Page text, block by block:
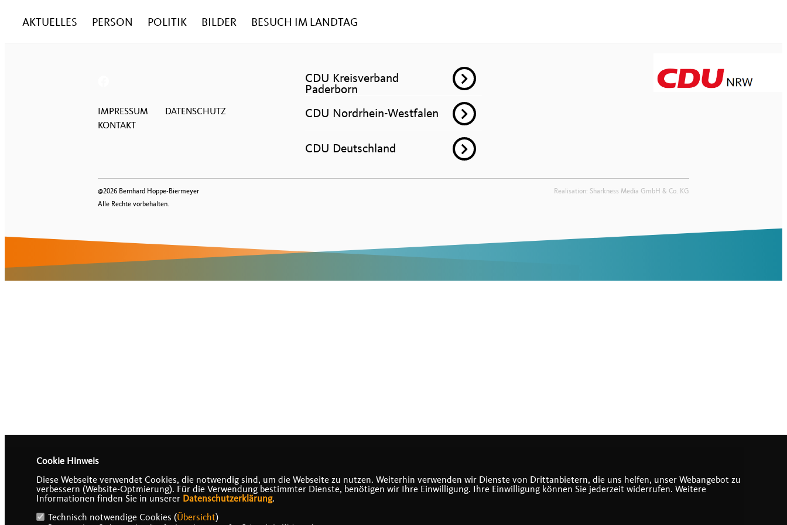
AKTUELLES PERSON POLITIK BILDER BESUCH IM LANDTAG
IMPRESSUM
DATENSCHUTZ
KONTAKT
CDU Kreisverband
Paderborn
CDU Nordrhein-Westfalen
CDU Deutschland
@2026 Bernhard Hoppe-Biermeyer
Alle Rechte vorbehalten.
Realisation: Sharkness Media GmbH & Co. KG
Cookie Hinweis
Diese Webseite verwendet Cookies, die notwendig sind, um die Webseite zu nutzen. Weiterhin verwenden wir Dienste von Drittanbietern, die uns helfen, unser Webangebot zu
verbessern (Website-Optmierung). Für die Verwendung bestimmter Dienste, benötigen wir Ihre Einwilligung. Ihre Einwilligung können Sie jederzeit widerrufen. Weitere
Informationen finden Sie in unserer Datenschutzerklärung.
Technisch notwendige Cookies (Übersicht)